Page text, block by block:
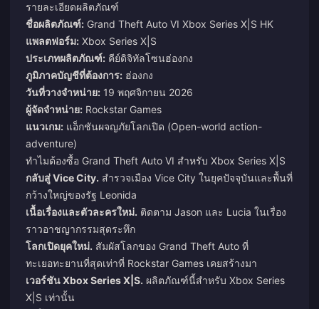
รายละเอียดผลิตภัณฑ์
ชื่อผลิตภัณฑ์: Grand Theft Auto VI Xbox Series X|S HK
แพลตฟอร์ม: Xbox Series X|S
ประเภทผลิตภัณฑ์: คีย์ดิจิทัลโซนฮ่องกง
ภูมิภาคบัญชีที่ต้องการ: ฮ่องกง
วันที่วางจำหน่าย: 19 พฤศจิกายน 2026
ผู้จัดจำหน่าย: Rockstar Games
แนวเกม: แอ็กชันผจญภัยโลกเปิด (Open-world action-
adventure)
ทำไมต้องซื้อ Grand Theft Auto VI สำหรับ Xbox Series X|S
กลับสู่ Vice City. สำรวจเมือง Vice City ในยุคปัจจุบันและพื้นที่
กว้างใหญ่ของรัฐ Leonida
เนื้อเรื่องและตัวละครใหม่. ติดตาม Jason และ Lucia ในเรื่อง
ราวอาชญากรรมสุดระทึก
โลกเปิดยุคใหม่. สัมผัสโลกของ Grand Theft Auto ที่
ทะเยอทะยานที่สุดเท่าที่ Rockstar Games เคยสร้างมา
เวอร์ชัน Xbox Series X|S. ผลิตภัณฑ์นี้สำหรับ Xbox Series
X|S เท่านั้น